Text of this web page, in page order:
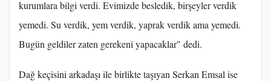
kurumlara bilgi verdi. Evimizde besledik, birşeyler verdik
yemedi. Su verdik, yem verdik, yaprak verdik ama yemedi.
Bugün geldiler zaten gerekeni yapacaklar" dedi.
Dağ keçisini arkadaşı ile birlikte taşıyan Serkan Emsal ise